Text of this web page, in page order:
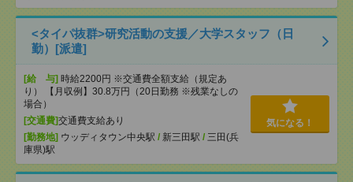
<タイパ抜群>研究活動の支援／大学スタッフ（日
勤）[派遣]
[給 与] 時給2200円 ※交通費全額支給（規定あ
り） 【月収例】30.8万円（20日勤務 ※残業なしの
場合）
[交通費]交通費支給あり
[勤務地] ウッディタウン中央駅 / 新三田駅 / 三田(兵
庫県)駅
気になる！